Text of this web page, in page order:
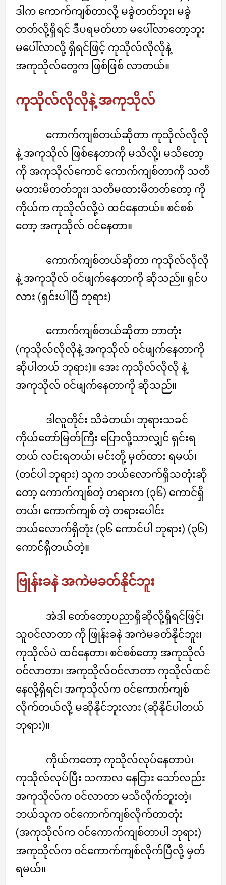
ဒါက ကောက်ကျစ်တာလို့ မခွဲတတ်ဘူး၊ မခွဲ
တတ်လို့ရှိရင် ဒီပရမတ်ဟာ မပေါ်လာတော့ဘူး
မပေါ်လာလို့ ရှိရင်ဖြင့် ကုသိုလ်လိုလိုနဲ့
အကုသိုလ်တွေက ဖြစ်ဖြစ် လာတယ်။
ကုသိုလ်လိုလိုနဲ့ အကုသိုလ်
ကောက်ကျစ်တယ်ဆိုတာ ကုသိုလ်လိုလို
နဲ့ အကုသိုလ် ဖြစ်နေတာကို မသိလို့၊ မသိတော့
ကို အကုသိုလ်ကောင် ကောက်ကျစ်တာကို သတိ
မထားမိတတ်ဘူး၊ သတိမထားမိတတ်တော့ ကို
ကိုယ်က ကုသိုလ်လို့ပဲ ထင်နေတယ်။ စင်စစ်
တော့ အကုသိုလ် ဝင်နေတာ။
ကောက်ကျစ်တယ်ဆိုတာ ကုသိုလ်လိုလို
နဲ့ အကုသိုလ် ဝင်ဖျက်နေတာကို ဆိုသည်။ ရှင်ပ
လား (ရှင်းပါပြီ ဘုရား)
ကောက်ကျစ်တယ်ဆိုတာ ဘာတုံး
(ကုသိုလ်လိုလိုနဲ့ အကုသိုလ် ဝင်ဖျက်နေတာကို
ဆိုပါတယ် ဘုရား)။ အေး ကုသိုလ်လိုလို နဲ့
အကုသိုလ် ဝင်ဖျက်နေတာကို ဆိုသည်။
ဒါလူတိုင်း သိခဲတယ်၊ ဘုရားသခင်
ကိုယ်တော်မြတ်ကြီး ပြောလို့သာလျှင် ရှင်းရ
တယ် လင်းရတယ်၊ မင်းတို့ မှတ်ထား ရမယ်၊
(တင်ပါ ဘုရား) သူက ဘယ်လောက်ရှိသတုံးဆို
တော့ ကောက်ကျစ်တဲ့ တရားက (၃၆) ကောင်ရှိ
တယ်၊ ကောက်ကျစ် တဲ့ တရားပေါင်း
ဘယ်လောက်ရှိတုံး (၃၆ ကောင်ပါ ဘုရား) (၃၆)
ကောင်ရှိတယ်တဲ့။
ဗြုန်းခနဲ အကဲမခတ်နိုင်ဘူး
အဲဒါ တော်တော့ပညာရှိဆိုလို့ရှိရင်ဖြင့်၊
သူဝင်လာတာ ကို ဖြုန်းခနဲ အကဲမခတ်နိုင်ဘူး၊
ကုသိုလ်ပဲ ထင်နေတာ၊ စင်စစ်တော့ အကုသိုလ်
ဝင်လာတာ၊ အကုသိုလ်ဝင်လာတာ ကုသိုလ်ထင်
နေလို့ရှိရင်၊ အကုသိုလ်က ဝင်ကောက်ကျစ်
လိုက်တယ်လို့ မဆိုနိုင်ဘူးလား (ဆိုနိုင်ပါတယ်
ဘုရား)။
ကိုယ်ကတော့ ကုသိုလ်လုပ်နေတာပဲ၊
ကုသိုလ်လုပ်ပြီး သကာလ နေငြား သော်လည်း
အကုသိုလ်က ဝင်လာတာ မသိလိုက်ဘူးတဲ့၊
ဘယ်သူက ဝင်ကောက်ကျစ်လိုက်တာတုံး
(အကုသိုလ်က ဝင်ကောက်ကျစ်တာပါ ဘုရား)
အကုသိုလ်က ဝင်ကောက်ကျစ်လိုက်ပြီလို့ မှတ်
ရမယ်။